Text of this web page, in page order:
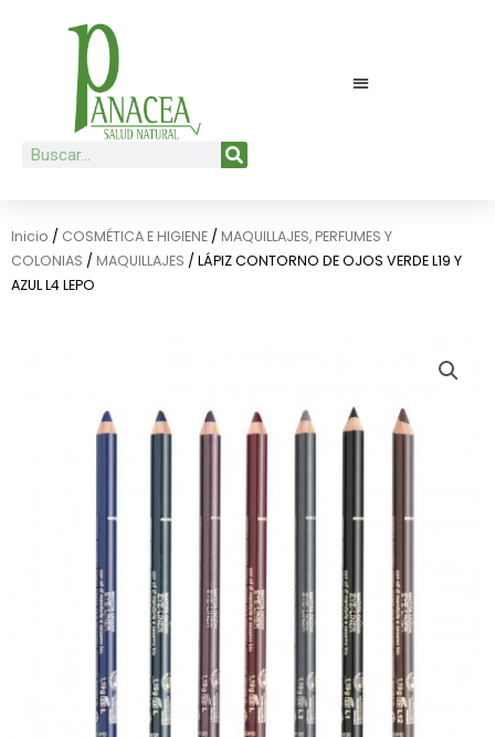
Buscar
Inicio / COSMÉTICA E HIGIENE / MAQUILLAJES, PERFUMES Y
COLONIAS / MAQUILLAJES / LÁPIZ CONTORNO DE OJOS VERDE L19 Y
AZUL L4 LEPO